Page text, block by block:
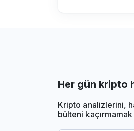
Her gün kripto
Kripto analizlerini,
bülteni